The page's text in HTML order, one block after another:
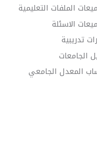
الملفات التعليمية
الاسئلة
تدريبية
الجامعات
المعدل الجامعي